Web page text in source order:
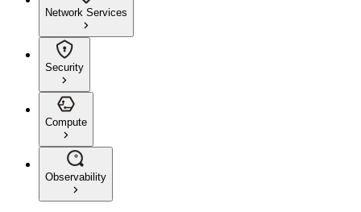
Network Services
Security
Compute
Observability